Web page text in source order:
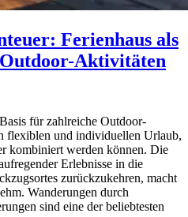
Ferienhaus als
Aktivitäten
für zahlreiche Outdoor-
flexiblen und individuellen Urlaub,
kombiniert werden können. Die
Erlebnisse in die
zurückzukehren, macht
Wanderungen durch
sind eine der beliebtesten